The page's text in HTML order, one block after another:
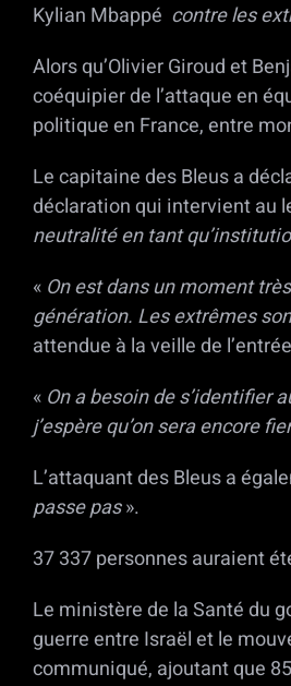
Kylian Mbappé contre les
Alors qu’Olivier Giroud et
coéquipier de l’attaque en
politique en France, entre
Le capitaine des Bleus a
déclaration qui intervient au
neutralité en tant
« On est dans un moment
génération. Les extrêmes
attendue à la veille de
« On a besoin de s’identifier
j’espère qu’on sera encore
L’attaquant des Bleus a
passe pas».
37 337 personnes auraient
Le ministère de la Santé du
guerre entre Israël et le
communiqué, ajoutant que